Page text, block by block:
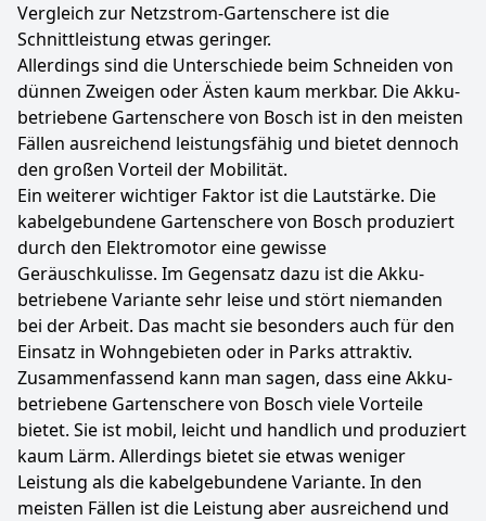
Vergleich zur Netzstrom-Gartenschere ist die
Schnittleistung etwas geringer.
Allerdings sind die Unterschiede beim Schneiden von
dünnen Zweigen oder Ästen kaum merkbar. Die Akku-
betriebene Gartenschere von Bosch ist in den meisten
Fällen ausreichend leistungsfähig und bietet dennoch
den großen Vorteil der Mobilität.
Ein weiterer wichtiger Faktor ist die Lautstärke. Die
kabelgebundene Gartenschere von Bosch produziert
durch den Elektromotor eine gewisse
Geräuschkulisse. Im Gegensatz dazu ist die Akku-
betriebene Variante sehr leise und stört niemanden
bei der Arbeit. Das macht sie besonders auch für den
Einsatz in Wohngebieten oder in Parks attraktiv.
Zusammenfassend kann man sagen, dass eine Akku-
betriebene Gartenschere von Bosch viele Vorteile
bietet. Sie ist mobil, leicht und handlich und produziert
kaum Lärm. Allerdings bietet sie etwas weniger
Leistung als die kabelgebundene Variante. In den
meisten Fällen ist die Leistung aber ausreichend und